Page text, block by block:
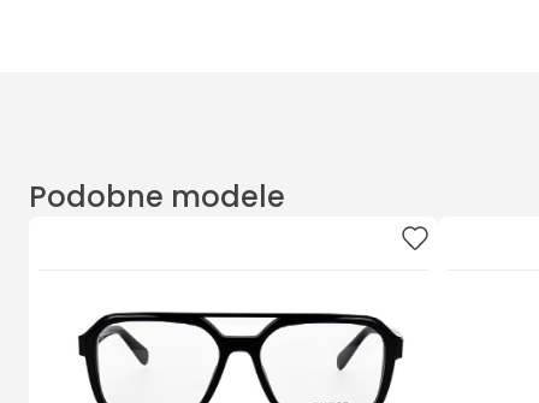
Podobne modele